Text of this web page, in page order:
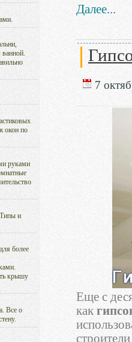
ванной.
окон по
руками
и
более
крышу
Все о
Далее...
7
Еще с
как